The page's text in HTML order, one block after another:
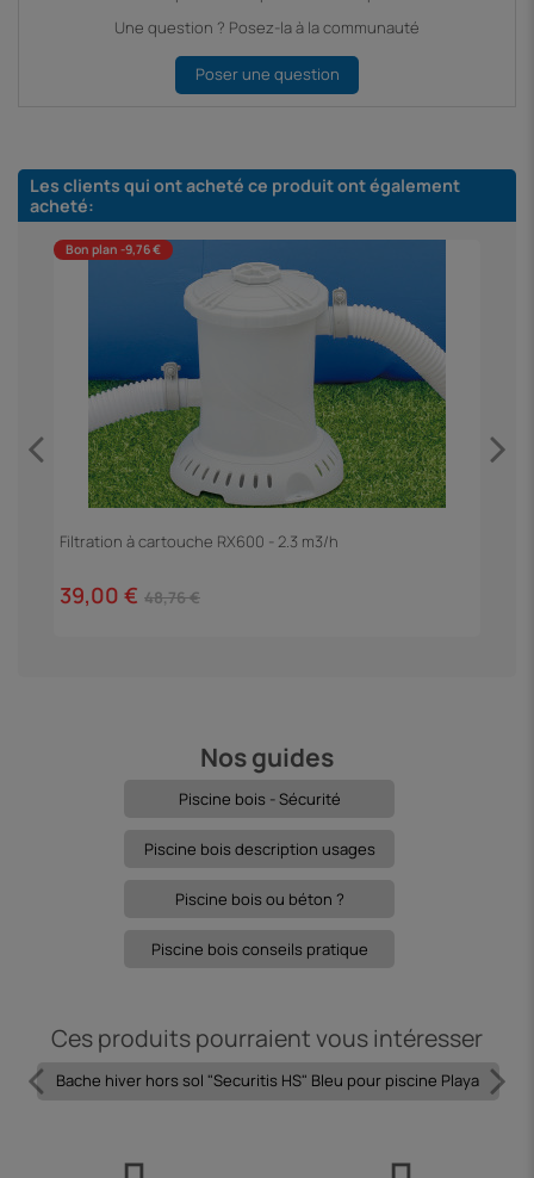
Une question ? Posez-la à la communauté
Poser une question
Les clients qui ont acheté ce produit ont également
acheté:
Bon plan -9,76 €
Filtration à cartouche RX600 - 2.3 m3/h
39,00 € 48,76 €
Nos guides
Piscine bois - Sécurité
Piscine bois description usages
Piscine bois ou béton ?
Piscine bois conseils pratique
Ces produits pourraient vous intéresser
Bache hiver hors sol "Securitis HS" Bleu pour piscine Playa